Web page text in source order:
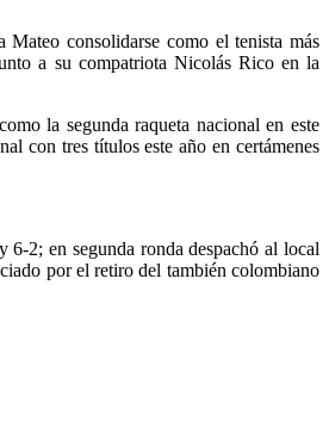
consolidarse como el tenista más
a su compatriota Nicolás Rico en la
la segunda raqueta nacional en este
con tres títulos este año en certámenes
2; en segunda ronda despachó al local
por el retiro del también colombiano